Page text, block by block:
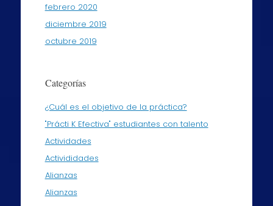
febrero 2020
diciembre 2019
octubre 2019
Categorías
¿Cuál es el objetivo de la práctica?
"Prácti K Efectiva" estudiantes con talento
Actividades
Activididades
Alianzas
Alianzas